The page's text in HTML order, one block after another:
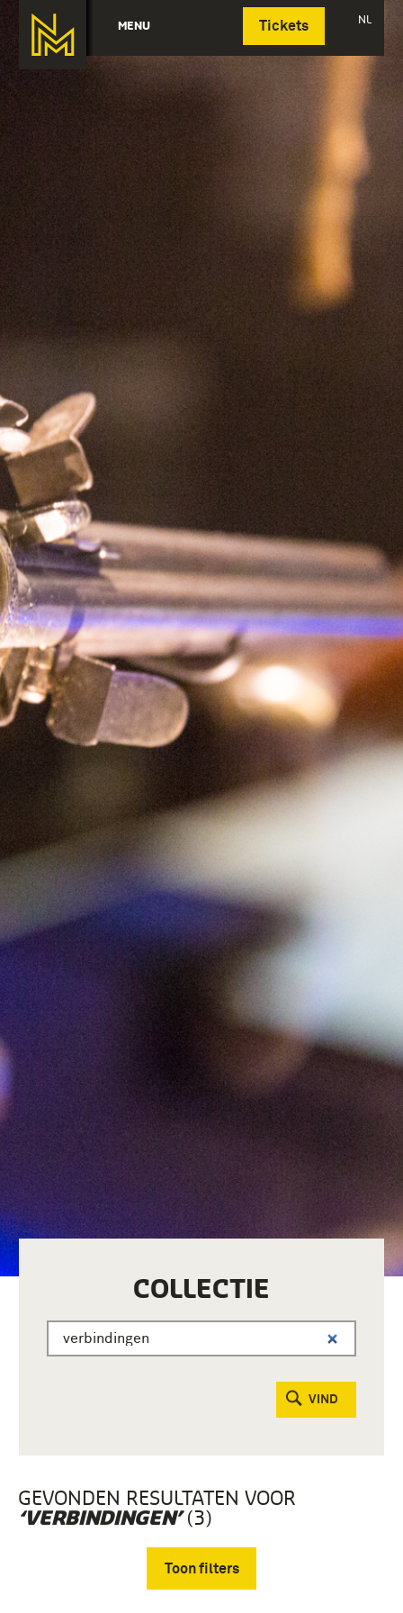
MENU Tickets NL
Deutsch
COLLECTIE
VIND
GEVONDEN RESULTATEN VOOR
‘VERBINDINGEN’(3)
Toon filters